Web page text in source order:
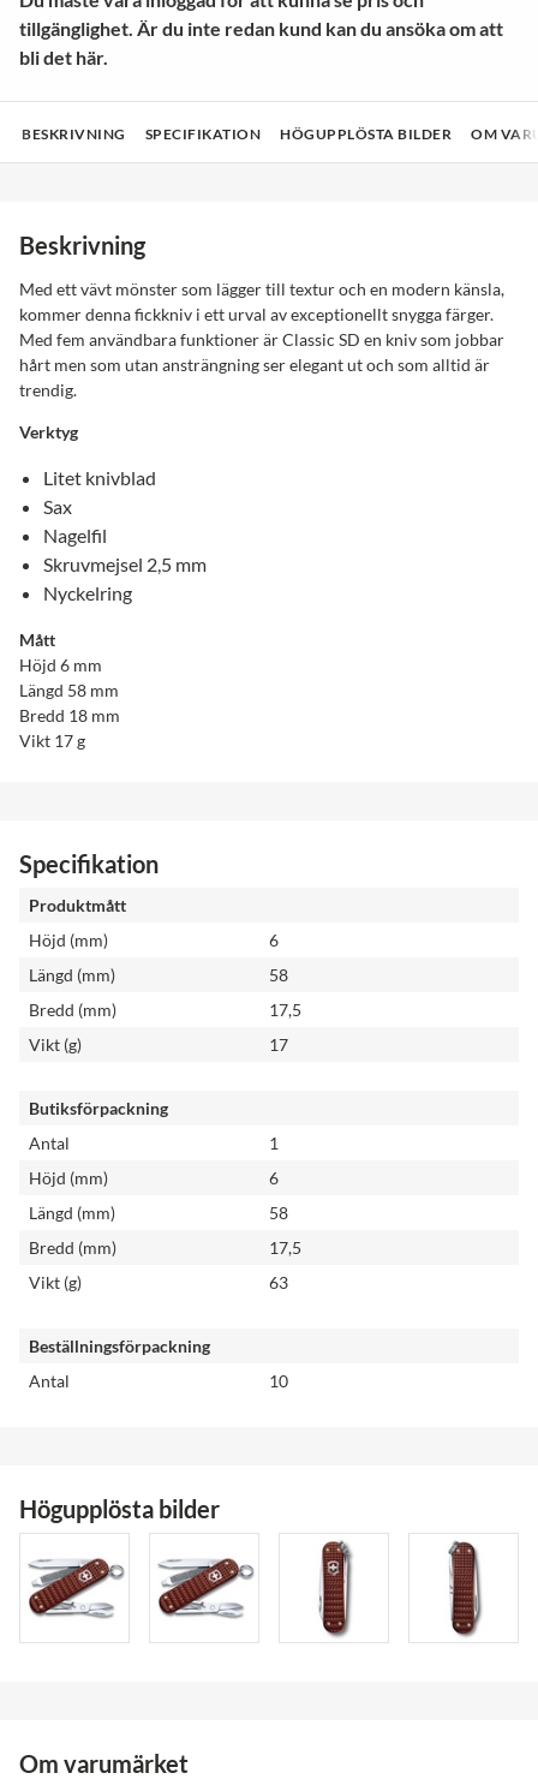
tillgänglighet. Är du inte redan kund kan du ansöka om att
bli det här.
BESKRIVNING SPECIFIKATION HÖGUPPLÖSTA BILDER OM
Beskrivning
Med ett vävt mönster som lägger till textur och en modern känsla,
kommer denna fickkniv i ett urval av exceptionellt snygga färger.
Med fem användbara funktioner är Classic SD en kniv som jobbar
hårt men som utan ansträngning ser elegant ut och som alltid är
trendig.
Verktyg
Litet knivblad
Sax
Nagelfil
Skruvmejsel 2,5 mm
Nyckelring
Mått
Höjd 6 mm
Längd 58 mm
Bredd 18 mm
Vikt 17 g
Specifikation
Produktmått
Höjd (mm)
6
Längd (mm)
58
Bredd (mm)
17,5
Vikt (g)
17
Butiksförpackning
Antal
1
Höjd (mm)
6
Längd (mm)
58
Bredd (mm)
17,5
Vikt (g)
63
Beställningsförpackning
Antal
10
Högupplösta bilder
Om varumärket